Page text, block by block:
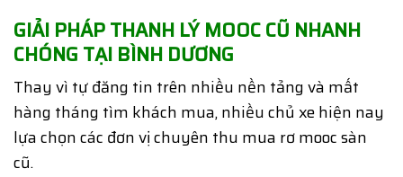
GIẢI PHÁP THANH LÝ MOOCCŨ NHANH
CHÓNG TẠI BÌNH DƯƠNG
Thay vì tự đăng tin trên nhiều nền tảng và mất
hàng tháng tìm khách mua, nhiều chủ xe hiện nay
lựa chọn các đơn vị chuyên thu mua rơ mooc sàn
cũ.